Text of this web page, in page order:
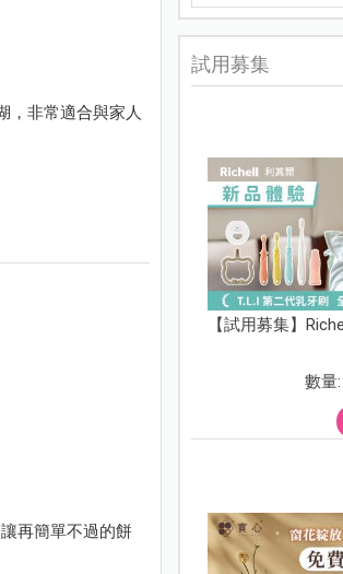
，非常適合與家人
再簡單不過的餅
試用募集
【試用募集】
數量